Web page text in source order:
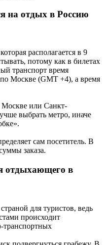
на отдых в Россию
располагается в 9
потому как в билетах
транспорт время
по Москве (GMT +4), а время
Москве или Санкт-
выбрать метро, иначе
сам посетитель. В
заказа.
отдыхающего в
для туристов, ведь
происходит
транспортных